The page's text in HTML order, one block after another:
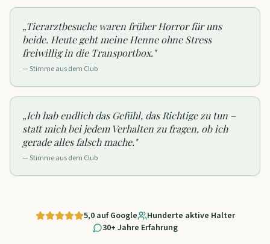
„Tierarztbesuche waren früher Horror für uns
beide. Heute geht meine Henne ohne Stress
freiwillig in die Transportbox."
— Stimme aus dem Club
„Ich hab endlich das Gefühl, das Richtige zu tun –
statt mich bei jedem Verhalten zu fragen, ob ich
gerade alles falsch mache."
— Stimme aus dem Club
5,0 auf Google
Hunderte aktive Halter
30+ Jahre Erfahrung